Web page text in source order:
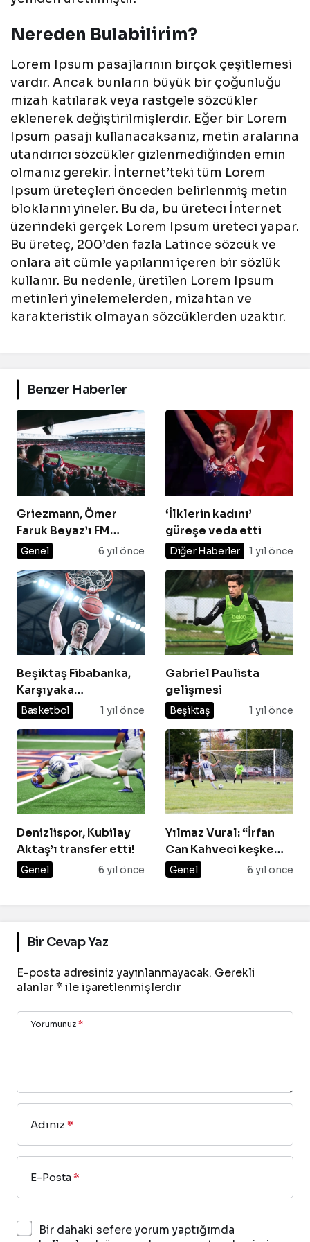
Nereden Bulabilirim?
Lorem Ipsum pasajlarının birçok çeşitlemesi
vardır. Ancak bunların büyük bir çoğunluğu
mizah katılarak veya rastgele sözcükler
eklenerek değiştirilmişlerdir. Eğer bir Lorem
Ipsum pasajı kullanacaksanız, metin aralarına
utandırıcı sözcükler gizlenmediğinden emin
olmanız gerekir. İnternet’teki tüm Lorem
Ipsum üreteçleri önceden belirlenmiş metin
bloklarını yineler. Bu da, bu üreteci İnternet
üzerindeki gerçek Lorem Ipsum üreteci yapar.
Bu üreteç, 200’den fazla Latince sözcük ve
onlara ait cümle yapılarını içeren bir sözlük
kullanır. Bu nedenle, üretilen Lorem Ipsum
metinleri yinelemelerden, mizahtan ve
karakteristik olmayan sözcüklerden uzaktır.
Benzer Haberler
Griezmann, Ömer
Faruk Beyaz’ı FM
kadrosuna aldı
Genel 6 yıl önce
‘İlklerin kadını’
güreşe veda etti
Diğer Haberler 1 yıl önce
Beşiktaş Fibabanka,
Karşıyaka
deplasmanında galip
Basketbol 1 yıl önce
Gabriel Paulista
gelişmesi
Beşiktaş 1 yıl önce
Denizlispor, Kubilay
Aktaş’ı transfer etti!
Genel 6 yıl önce
Yılmaz Vural: “İrfan
Can Kahveci keşke
Avrupa’ya gitseydi”
Genel 6 yıl önce
Bir Cevap Yaz
E-posta adresiniz yayınlanmayacak. Gerekli
alanlar*ile işaretlenmişlerdir
Yorumunuz *
Adınız *
E-Posta*
Bir dahaki sefere yorum yaptığımda